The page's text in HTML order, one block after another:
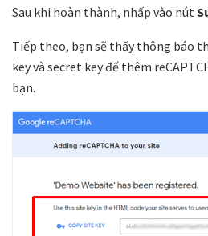
Sau khi hoàn thành, nhấp vào nút
Tiếp theo, bạn sẽ thấy thông báo
key và secret key để thêm
bạn.